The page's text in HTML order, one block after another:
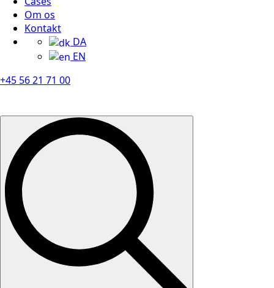
Om os
Kontakt
DA
EN
+45 56 21 71 00